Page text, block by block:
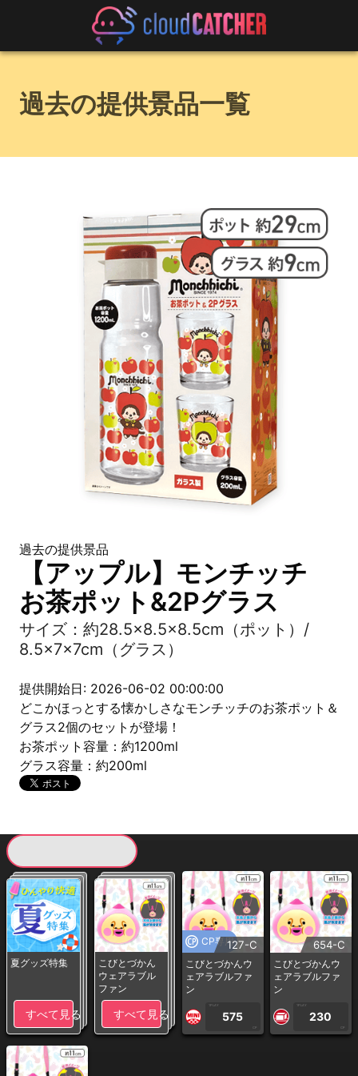
過去の提供景品一覧
過去の提供景品
【アップル】モンチッチ
お茶ポット&2Pグラス
サイズ：約28.5×8.5×8.5cm（ポット）/
8.5×7×7cm（グラス）
提供開始日: 2026-06-02 00:00:00
どこかほっとする懐かしさなモンチッチのお茶ポット＆
グラス2個のセットが登場！
お茶ポット容量：約1200ml
グラス容量：約200ml
夏グッズ特集
すべて見る
こびとづかん
ウェアラブル
ファン
すべて見る
CP専用127-C
こびとづかんウ
ェアラブルファ
ン
1PLAY
575
CP
654-C
こびとづかんウ
ェアラブルファ
ン
1PLAY
230
CP